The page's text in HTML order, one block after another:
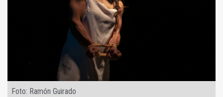
Foto: Ramón Guirado